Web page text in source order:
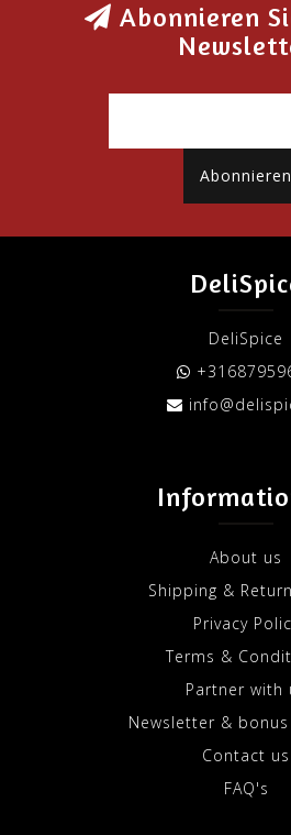
Abonnieren
Abonnieren
DeliSpice
About us
Shipping &
Privacy
Terms &
Partner with
Newsletter &
Contact us
FAQ's